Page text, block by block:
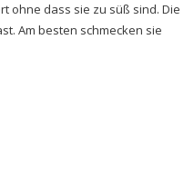
ohne dass sie zu süß sind. Die
Am besten schmecken sie